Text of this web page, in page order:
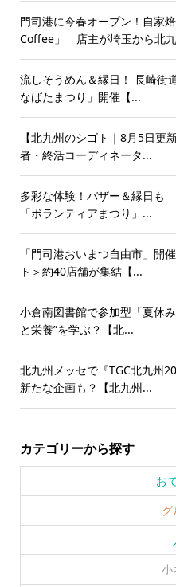
門司港に今春オープン！自家
Coffee」 店主が埼玉から北
流しそうめん＆縁日！ 長崎街
なばたまつり」開催【...
【北九州のシゴト｜8月5日更
者・終活コーディネータ...
多彩な体験！バザー＆縁日も
「ボランティアまつり」...
「門司港おいまつ自由市」
ト＞約40店舗が集結【...
小倉南図書館で参加型「夏休
と栄養”を学ぶ？【北...
北九州メッセで『TGC北九州
新たな企画も？【北九州...
カテゴリーから探す
お
グ
小